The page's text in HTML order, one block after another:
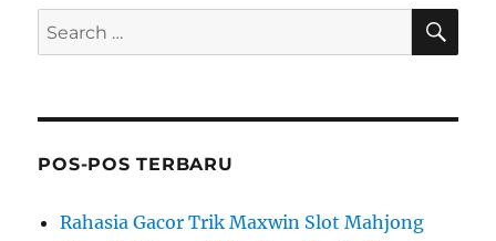
Search
for:
POS-POS TERBARU
Rahasia Gacor Trik Maxwin Slot Mahjong